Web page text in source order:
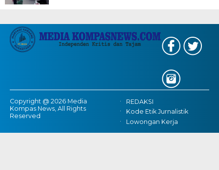
Copyright @ 2026 Media
Kompas News, All Rights
Reserved
REDAKSI
Kode Etik Jurnalistik
Lowongan Kerja